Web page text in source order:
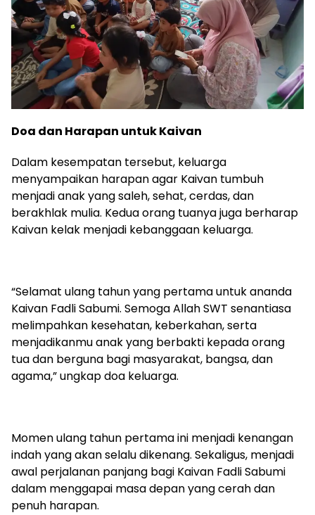
Doa dan Harapan untuk Kaivan
Dalam kesempatan tersebut, keluarga
menyampaikan harapan agar Kaivan tumbuh
menjadi anak yang saleh, sehat, cerdas, dan
berakhlak mulia. Kedua orang tuanya juga berharap
Kaivan kelak menjadi kebanggaan keluarga.
“Selamat ulang tahun yang pertama untuk ananda
Kaivan Fadli Sabumi. Semoga Allah SWT senantiasa
melimpahkan kesehatan, keberkahan, serta
menjadikanmu anak yang berbakti kepada orang
tua dan berguna bagi masyarakat, bangsa, dan
agama,” ungkap doa keluarga.
Momen ulang tahun pertama ini menjadi kenangan
indah yang akan selalu dikenang. Sekaligus, menjadi
awal perjalanan panjang bagi Kaivan Fadli Sabumi
dalam menggapai masa depan yang cerah dan
penuh harapan.